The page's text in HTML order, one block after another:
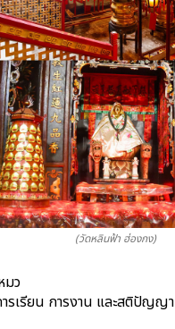
(วัดหลินฟ้า ฮ่องกง)
มว
รเรียน การงาน และสติปัญญา